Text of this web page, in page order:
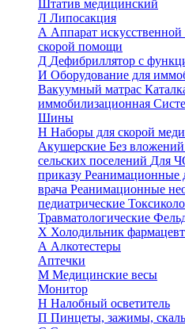
Штатив медицинский
Л Липосакция
А Аппарат
скорой помощи
Д Дефибриллятор с
И Оборудование для
Вакуумный матрас
иммобилизационная
Шины
Н Наборы для скорой
Акушерские Без вложений
сельских поселений Для
приказу Реанимационные
врача Реанимационные
педиатрические
Травматологические
Х Холодильник
А Алкотестеры
Аптечки
М Медицинские весы
Монитор
Н Налобный осветитель
П Пинцеты, зажимы,